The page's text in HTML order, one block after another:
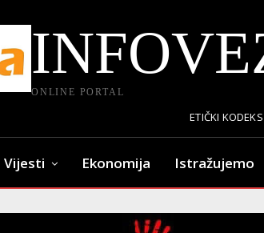
ONLINE PORTAL
ETIČKI KODEKS
Vijesti Ekonomija Istražujemo